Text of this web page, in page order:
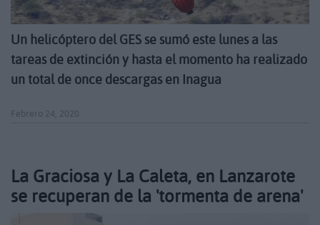
Un helicóptero del GES se sumó este lunes a las
tareas de extinción y hasta el momento ha realizado
un total de once descargas en Inagua
Febrero 24, 2020
La Graciosa y La Caleta, en Lanzarote
se recuperan de la 'tormenta de arena'